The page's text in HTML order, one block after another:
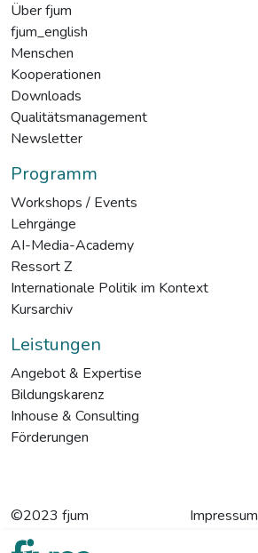
Über fjum
fjum_english
Menschen
Kooperationen
Downloads
Qualitätsmanagement
Newsletter
Programm
Workshops / Events
Lehrgänge
AI-Media-Academy
Ressort Z
Internationale Politik im Kontext
Kursarchiv
Leistungen
Angebot & Expertise
Bildungskarenz
Inhouse & Consulting
Förderungen
Impressum
©2023 fjum